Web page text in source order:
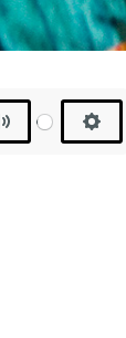
Mute